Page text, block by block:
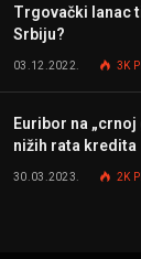
Trgovački lanac
Srbiju?
03.12.2022. 3K
Euribor na
nižih rata kredita
30.03.2023. 2K